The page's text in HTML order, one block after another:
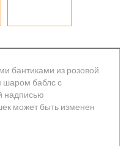
бантиками из розовой
шаром баблс с
надписью
может быть изменен